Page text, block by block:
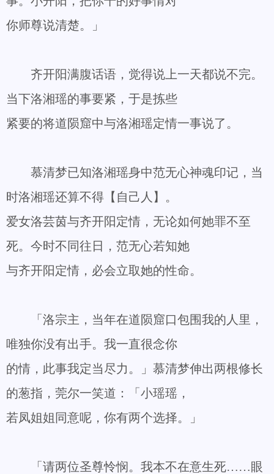
你师尊说清楚。」
齐开阳满腹话语，觉得说上一天都说不完。
当下洛湘瑶的事要紧，于是拣些
紧要的将道陨窟中与洛湘瑶定情一事说了。
慕清梦已知洛湘瑶身中范无心神魂印记，当
时洛湘瑶还算不得【自己人】。
爱女洛芸茵与齐开阳定情，无论如何她罪不至
死。今时不同往日，范无心若知她
与齐开阳定情，必会立取她的性命。
「洛宗主，当年在道陨窟口包围我的人里，
唯独你没有出手。我一直很念你
的情，此事我定当尽力。」慕清梦伸出两根修长
的葱指，莞尔一笑道：「小瑶瑶，
若凤姐姐同意呢，你有两个选择。」
「请两位圣尊怜悯。我本不在意生死……眼